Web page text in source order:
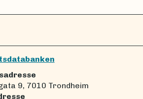
9, 7010 Trondheim